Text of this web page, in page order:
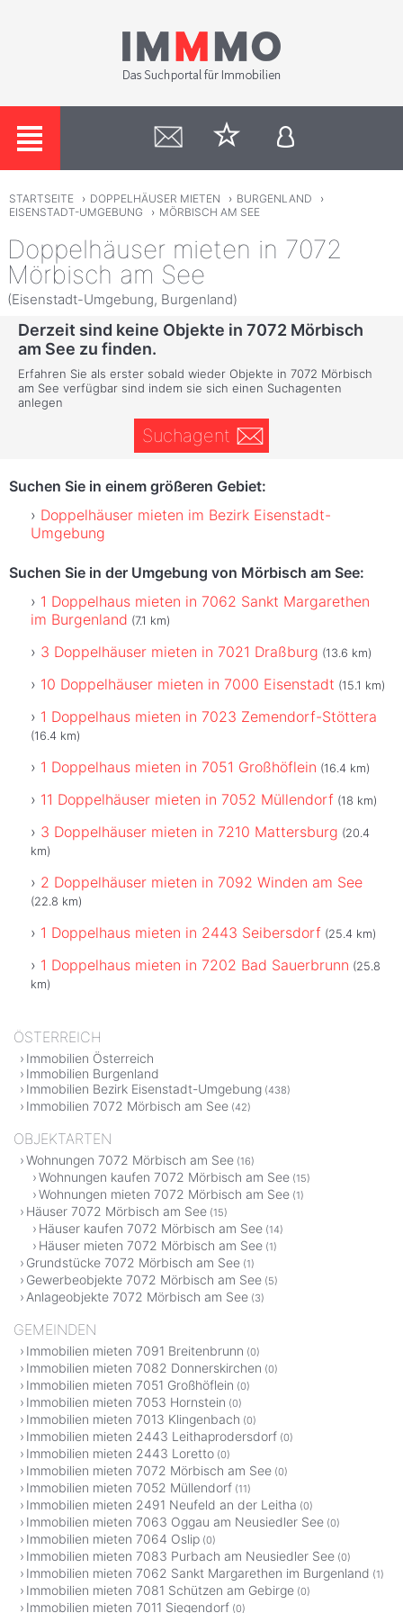
STARTSEITE › DOPPELHÄUSER MIETEN › BURGENLAND
›
EISENSTADT-UMGEBUNG
› MÖRBISCH AM SEE
Doppelhäuser mieten in 7072
Mörbisch am See
(Eisenstadt-Umgebung, Burgenland)
Derzeit sind keine Objekte in 7072 Mörbisch
am See zu finden.
Erfahren Sie als erster sobald wieder Objekte in 7072 Mörbisch
am See verfügbar sind indem sie sich einen Suchagenten
anlegen
Suchagent
Suchen Sie in einem größeren Gebiet:
Doppelhäuser mieten im Bezirk Eisenstadt-
Umgebung
Suchen Sie in der Umgebung von Mörbisch am See:
1 Doppelhaus mieten in 7062 Sankt Margarethen
im Burgenland (7.1 km)
3 Doppelhäuser mieten in 7021 Draßburg (13.6 km)
10 Doppelhäuser mieten in 7000 Eisenstadt (15.1 km)
1 Doppelhaus mieten in 7023 Zemendorf-Stöttera
(16.4 km)
1 Doppelhaus mieten in 7051 Großhöflein (16.4 km)
11 Doppelhäuser mieten in 7052 Müllendorf (18 km)
3 Doppelhäuser mieten in 7210 Mattersburg (20.4
km)
2 Doppelhäuser mieten in 7092 Winden am See
(22.8 km)
1 Doppelhaus mieten in 2443 Seibersdorf (25.4 km)
1 Doppelhaus mieten in 7202 Bad Sauerbrunn (25.8
km)
ÖSTERREICH
Immobilien Österreich
Immobilien Burgenland
Immobilien Bezirk Eisenstadt-Umgebung (438)
Immobilien 7072 Mörbisch am See (42)
OBJEKTARTEN
Wohnungen 7072 Mörbisch am See (16)
Wohnungen kaufen 7072 Mörbisch am See (15)
Wohnungen mieten 7072 Mörbisch am See (1)
Häuser 7072 Mörbisch am See (15)
Häuser kaufen 7072 Mörbisch am See (14)
Häuser mieten 7072 Mörbisch am See (1)
Grundstücke 7072 Mörbisch am See (1)
Gewerbeobjekte 7072 Mörbisch am See (5)
Anlageobjekte 7072 Mörbisch am See (3)
GEMEINDEN
Immobilien mieten 7091 Breitenbrunn (0)
Immobilien mieten 7082 Donnerskirchen (0)
Immobilien mieten 7051 Großhöflein (0)
Immobilien mieten 7053 Hornstein (0)
Immobilien mieten 7013 Klingenbach (0)
Immobilien mieten 2443 Leithaprodersdorf (0)
Immobilien mieten 2443 Loretto (0)
Immobilien mieten 7072 Mörbisch am See (0)
Immobilien mieten 7052 Müllendorf (11)
Immobilien mieten 2491 Neufeld an der Leitha (0)
Immobilien mieten 7063 Oggau am Neusiedler See (0)
Immobilien mieten 7064 Oslip (0)
Immobilien mieten 7083 Purbach am Neusiedler See (0)
Immobilien mieten 7062 Sankt Margarethen im Burgenland (1)
Immobilien mieten 7081 Schützen am Gebirge (0)
Immobilien mieten 7011 Siegendorf (0)